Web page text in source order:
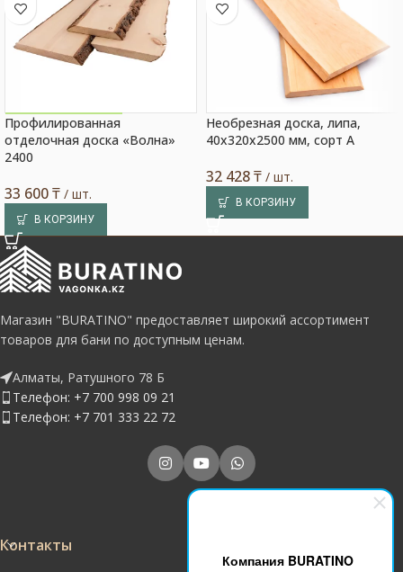
Компания BURATINO
Акция на товар!
Профилированная
отделочная доска «Волна»
2400
33 600₸ / шт.
В КОРЗИНУ
Необрезная доска, липа,
40x320x2500 мм, сорт A
32 428₸ / шт.
В КОРЗИНУ
Магазин "BURATINO" предоставляет широкий ассортимент
товаров для бани по доступным ценам.
Алматы, Ратушного 78 Б
Телефон: +7 700 998 09 21
Телефон: +7 701 333 22 72
Контакты